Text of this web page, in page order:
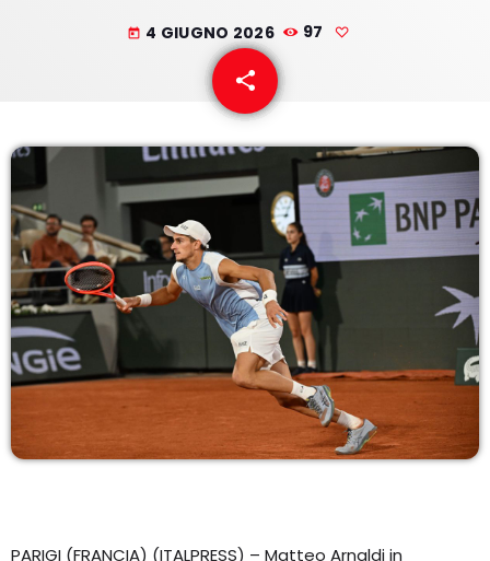
I VOLTI DELLA RADIO
LE NOTIZIE
CONTATTI
today 4 GIUGNO 2026 97
share
email
PARIGI (FRANCIA) (ITALPRESS) – Matteo Arnaldi in